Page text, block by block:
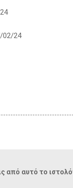
02/24
από αυτό το